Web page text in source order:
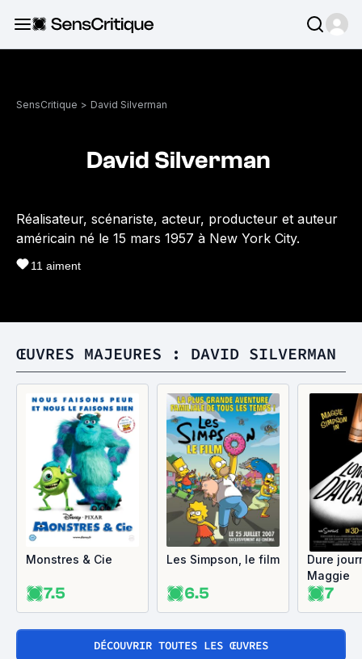
SensCritique > David Silverman
David Silverman
Réalisateur, scénariste, acteur, producteur et auteur
américain né le 15 mars 1957 à New York City.
11 aiment
ŒUVRES MAJEURES : DAVID SILVERMAN
Monstres & Cie
7.5
Les Simpson, le film
6.5
Dure
Maggie
7
DÉCOUVRIR TOUTES LES ŒUVRES